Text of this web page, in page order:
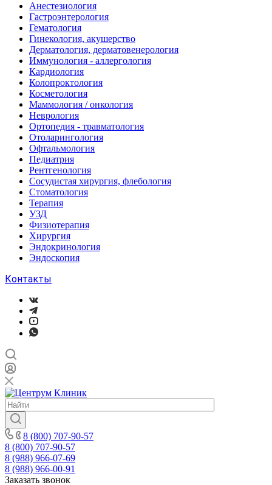
Анестезиология
Гастроэнтерология
Гематология
Гинекология, акушерство
Дерматология, дерматовенерология
Иммунология - аллергология
Кардиология
Колопроктология
Косметология
Маммология / онкология
Неврология
Ортопедия - травматология
Отоларингология
Офтальмология
Педиатрия
Рентгенология
Сосудистая хирургия, флебология
Стоматология
Терапия
УЗД
Физиотерапия
Хирургия
Эндокринология
Эндоскопия
Контакты
8 (800) 707-90-57
8 (800) 707-90-57
8 (988) 966-07-69
8 (988) 966-00-91
Заказать звонок